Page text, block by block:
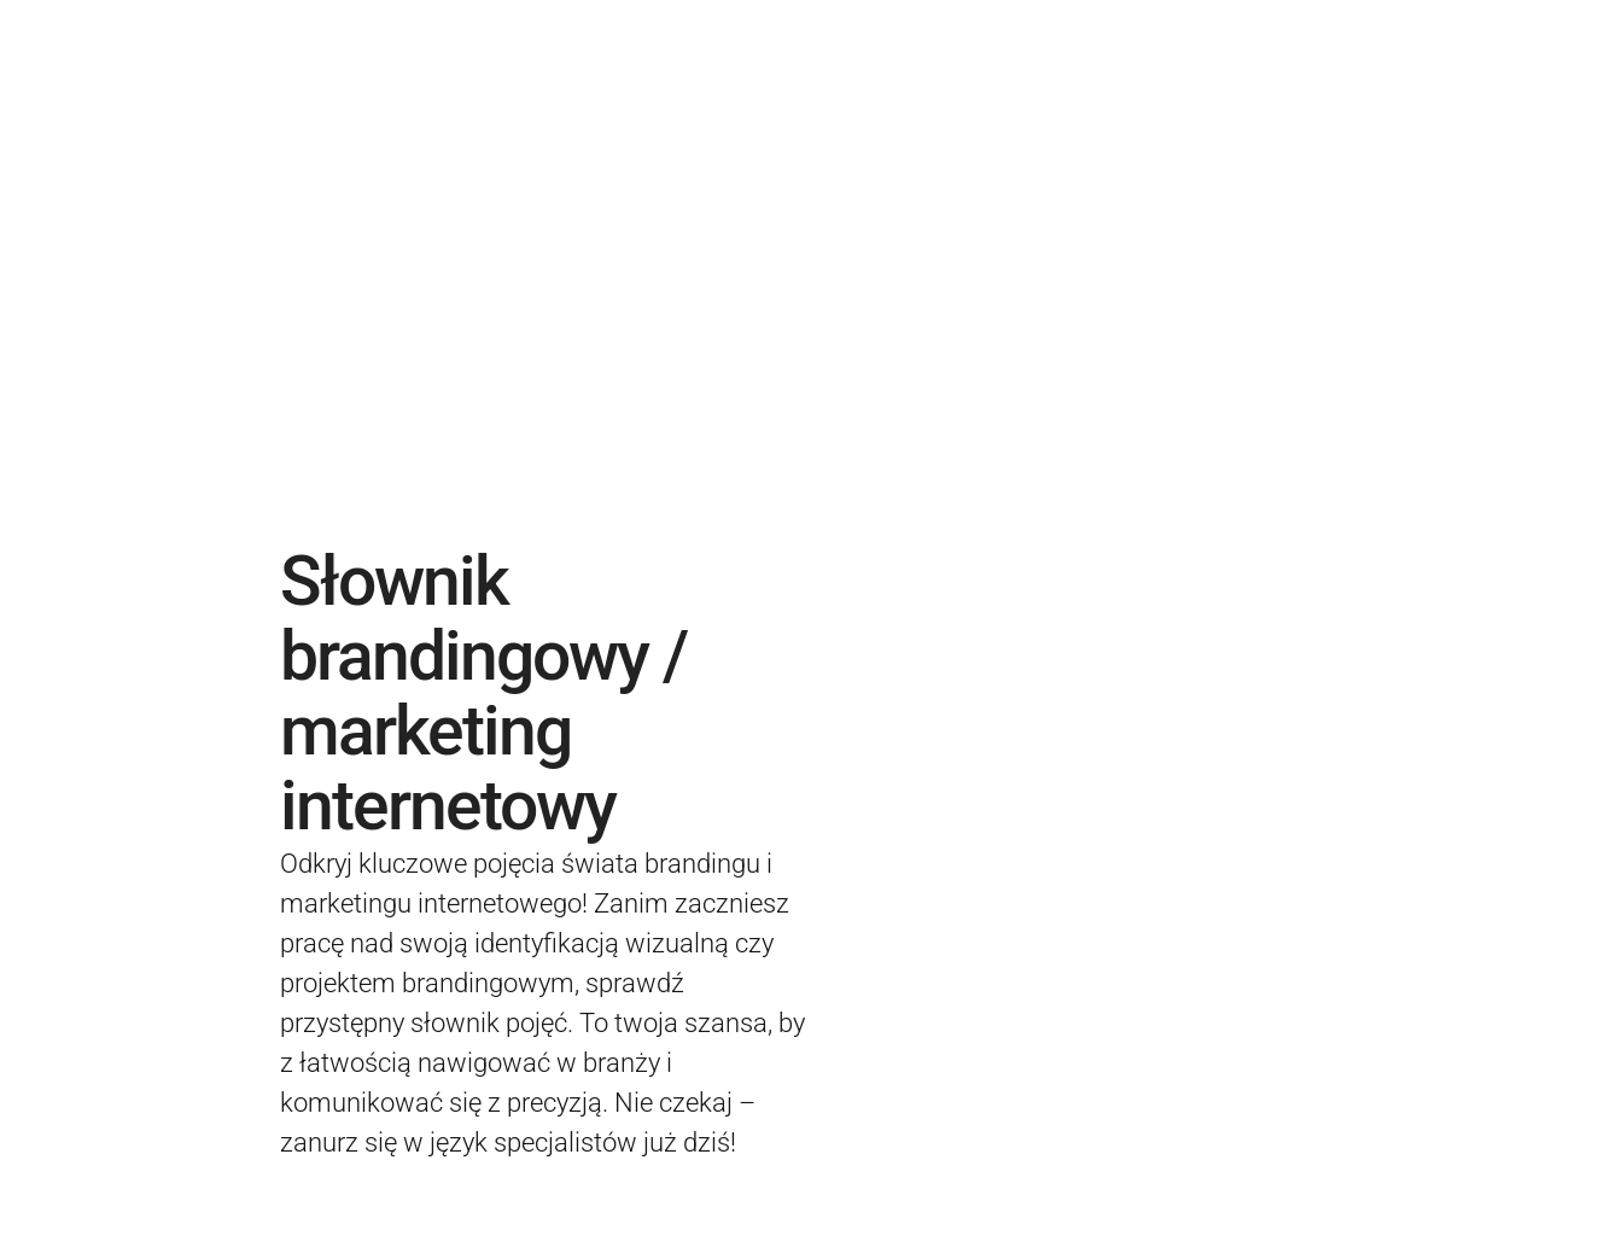
Słownik
brandingowy /
marketing
internetowy
Odkryj kluczowe pojęcia świata brandingu i
marketingu internetowego! Zanim zaczniesz
pracę nad swoją identyfikacją wizualną czy
projektem brandingowym, sprawdź
przystępny słownik pojęć. To twoja szansa, by
z łatwością nawigować w branży i
komunikować się z precyzją. Nie czekaj –
zanurz się w język specjalistów już dziś!